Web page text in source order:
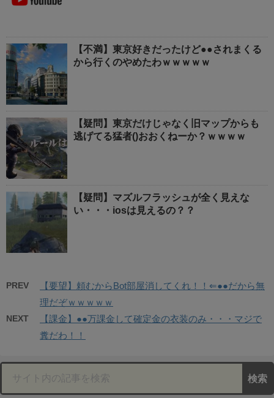
【不満】東京好きだったけど●●されまくる
から行くのやめたわｗｗｗｗｗ
【疑問】東京だけじゃなく旧マップからも
逃げてる猛者()おおくねーか？ｗｗｗｗ
【疑問】マズルフラッシュが全く見えな
い・・・iosは見えるの？？
PREV
【要望】頼むからBot部屋消してくれ！！⇐●●だから無
理だぞｗｗｗｗｗ
NEXT
【課金】●●万課金して確定金の衣装のみ・・・マジで
糞だわ！！